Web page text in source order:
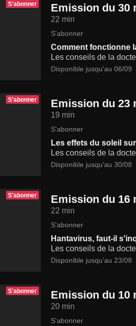
S'abonner Emission du 30
22 min
S'abonner
Comment fonctionne
Les conseils de la
Disponible jusqu'au 06/09
S'abonner Emission du 23
19 min
S'abonner
Les effets du soleil
Les conseils de la
Disponible jusqu'au 30/08
S'abonner Emission du 16
22 min
S'abonner
Hantavirus, faut-il
Les conseils de la
Disponible jusqu'au 23/08
S'abonner Emission du 10
20 min
S'abonner